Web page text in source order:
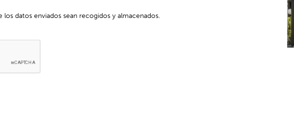
datos enviados sean recogidos y almacenados.